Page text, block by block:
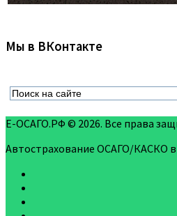
Мы в ВКонтакте
Е-ОСАГО.РФ © 2026. Все права
Автострахование ОСАГО/КАСКО